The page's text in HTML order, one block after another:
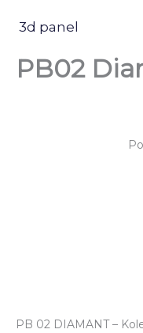
3d panel
PB02
PB 02 DIAMANT –